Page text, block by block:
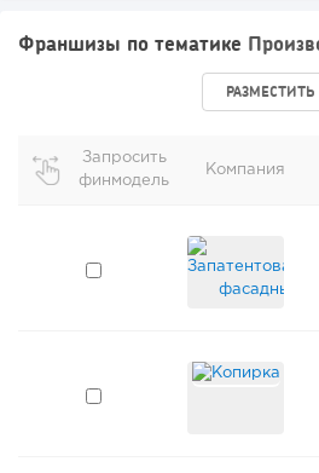
Франшизы по тематике
РАЗМЕСТИТЬ
Запросить
финмодель
Компания